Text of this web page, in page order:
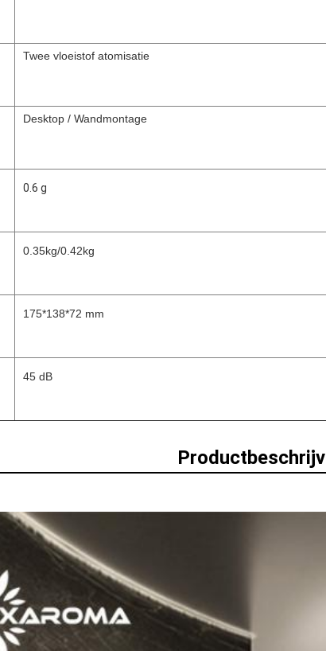
Twee vloeistof atomisatie
Desktop / Wandmontage
0.6 g
0.35kg/0.42kg
175*138*72 mm
45 dB